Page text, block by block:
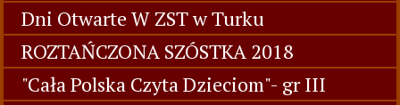
Dni Otwarte W ZST w Turku
ROZTAŃCZONA SZÓSTKA 2018
"Cała Polska Czyta Dzieciom"- gr III